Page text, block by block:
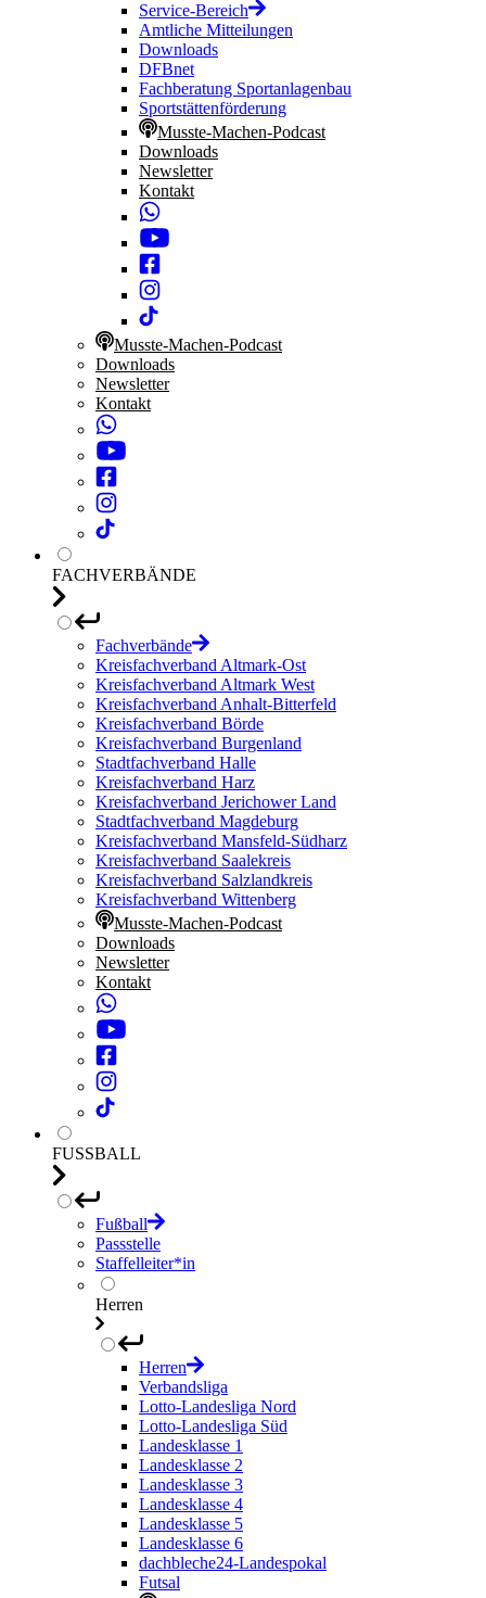
Service-Bereich
Amtliche Mitteilungen
Downloads
DFBnet
Fachberatung Sportanlagenbau
Sportstättenförderung
Musste-Machen-Podcast
Downloads
Newsletter
Kontakt
Musste-Machen-Podcast
Downloads
Newsletter
Kontakt
FACHVERBÄNDE
Fachverbände
Kreisfachverband Altmark-Ost
Kreisfachverband Altmark West
Kreisfachverband Anhalt-Bitterfeld
Kreisfachverband Börde
Kreisfachverband Burgenland
Stadtfachverband Halle
Kreisfachverband Harz
Kreisfachverband Jerichower Land
Stadtfachverband Magdeburg
Kreisfachverband Mansfeld-Südharz
Kreisfachverband Saalekreis
Kreisfachverband Salzlandkreis
Kreisfachverband Wittenberg
Musste-Machen-Podcast
Downloads
Newsletter
Kontakt
FUSSBALL
Fußball
Passstelle
Staffelleiter*in
Herren
Herren
Verbandsliga
Lotto-Landesliga Nord
Lotto-Landesliga Süd
Landesklasse 1
Landesklasse 2
Landesklasse 3
Landesklasse 4
Landesklasse 5
Landesklasse 6
dachbleche24-Landespokal
Futsal